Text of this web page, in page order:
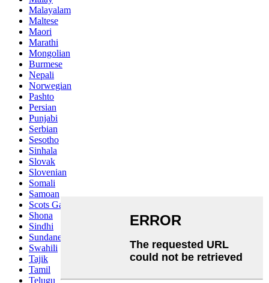
Malayalam
Maltese
Maori
Marathi
Mongolian
Burmese
Nepali
Norwegian
Pashto
Persian
Punjabi
Serbian
Sesotho
Sinhala
Slovak
Slovenian
Somali
Samoan
Scots Gaelic
Shona
Sindhi
Sundanese
Swahili
Tajik
Tamil
Telugu